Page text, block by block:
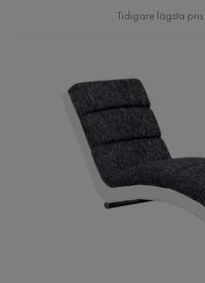
Pris
Tidigare lägsta